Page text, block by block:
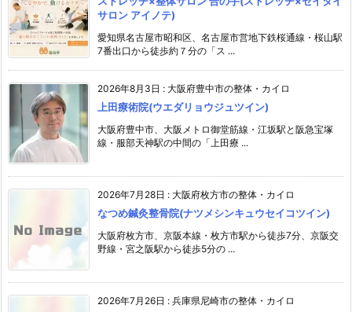
サロン アイノテ)
愛知県名古屋市昭和区、名古屋市営地下鉄桜通線・桜山駅
7番出口から徒歩約７分の「ス ...
2026年8月3日 : 大阪府豊中市の整体・カイロ
上田療術院(ウエダリョウジュツイン)
大阪府豊中市、大阪メトロ御堂筋線・江坂駅と阪急宝塚
線・服部天神駅の中間の「上田療 ...
2026年7月28日 : 大阪府枚方市の整体・カイロ
なつめ鍼灸整骨院(ナツメシンキュウセイコツイン)
大阪府枚方市、京阪本線・枚方市駅から徒歩7分、京阪交
野線・宮之阪駅から徒歩5分の ...
2026年7月26日 : 兵庫県尼崎市の整体・カイロ